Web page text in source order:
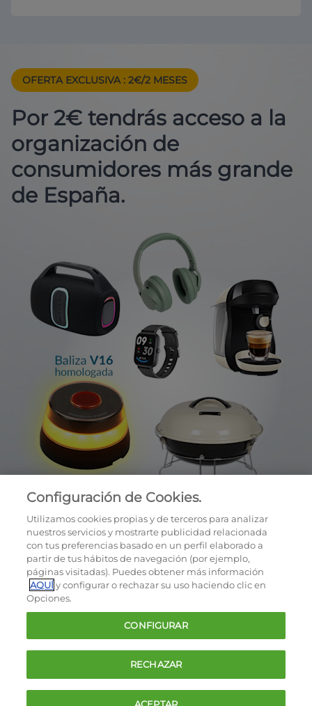
OFERTA EXCLUSIVA : 2€/2 MESES
Por 2€ tendrás acceso a la
organización de
consumidores más grande
de España.
Cookies
Política de privacidad
Términos y condiciones de la oferta
Contacto
FAQ
Configuración de Cookies.
Utilizamos cookies propias y de terceros para analizar
nuestros servicios y mostrarte publicidad relacionada
con tus preferencias basado en un perfil elaborado a
partir de tus hábitos de navegación (por ejemplo,
páginas visitadas). Puedes obtener más información
AQUÍy configurar o rechazar su uso haciendo clic en
Opciones.
CONFIGURAR
RECHAZAR